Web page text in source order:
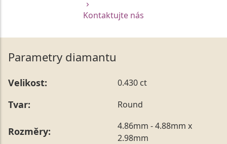
Kontaktujte nás
Parametry diamantu
Velikost: 0.430 ct
Tvar: Round
Rozměry:
4.86mm - 4.88mm x
2.98mm